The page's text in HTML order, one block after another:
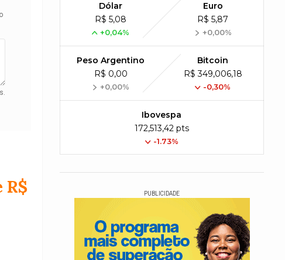
R$
Dólar
R$ 5,08
+0,04%
Euro
R$ 5,87
+0,00%
Peso Argentino
R$ 0,00
+0,00%
Bitcoin
R$ 349,006,18
-0,30%
Ibovespa
172,513,42 pts
-1.73%
PUBLICIDADE